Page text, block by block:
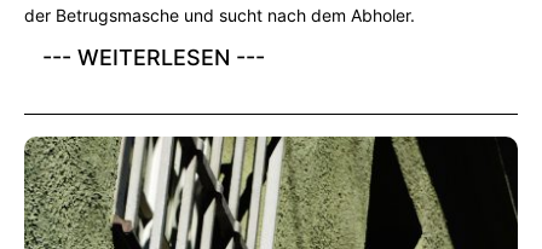
der Betrugsmasche und sucht nach dem Abholer.
--- WEITERLESEN ---